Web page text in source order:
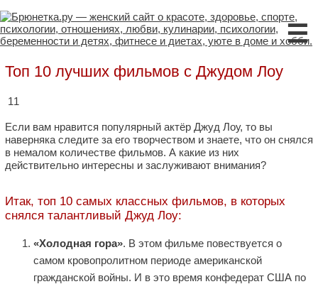
☰
Топ 10 лучших фильмов с Джудом Лоу
11
Если вам нравится популярный актёр Джуд Лоу, то вы
наверняка следите за его творчеством и знаете, что он снялся
в немалом количестве фильмов. А какие из них
действительно интересны и заслуживают внимания?
Итак, топ 10 самых классных фильмов, в которых
снялся талантливый Джуд Лоу:
«Холодная гора». В этом фильме повествуется о
самом кровопролитном периоде американской
гражданской войны. И в это время конфедерат США по